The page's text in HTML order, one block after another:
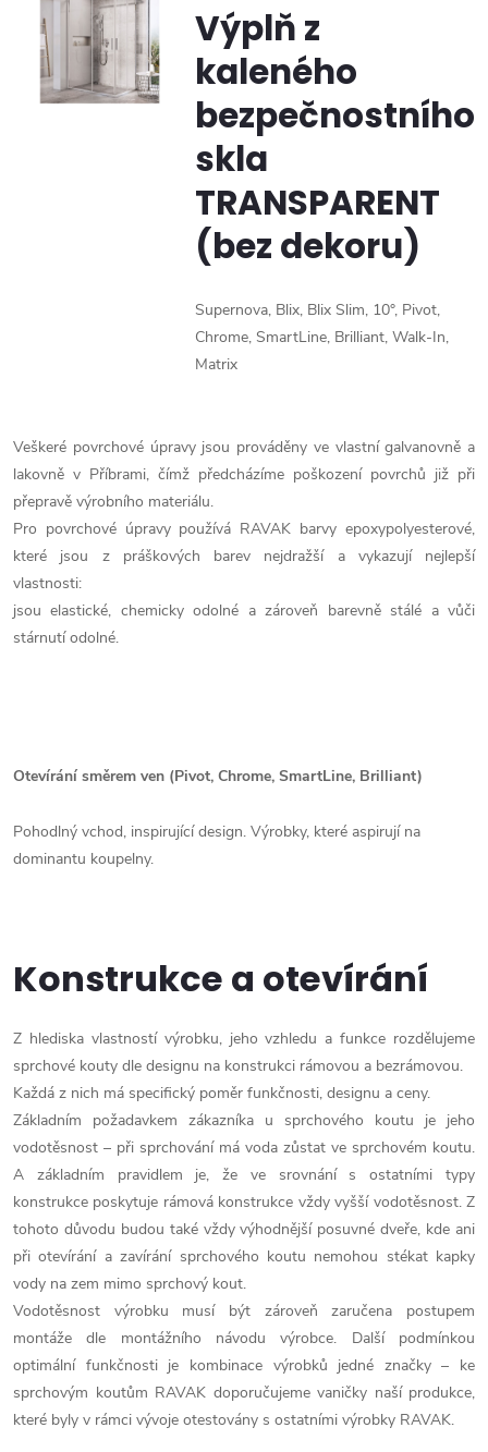
Výplň z
kaleného
bezpečnostního
skla
TRANSPARENT
(bez dekoru)
Supernova, Blix, Blix Slim, 10°, Pivot,
Chrome, SmartLine, Brilliant, Walk-In,
Matrix
Veškeré povrchové úpravy jsou prováděny ve vlastní galvanovně a
lakovně v Příbrami, čímž předcházíme poškození povrchů již při
přepravě výrobního materiálu.
Pro povrchové úpravy používá RAVAK barvy epoxypolyesterové,
které jsou z práškových barev nejdražší a vykazují nejlepší
vlastnosti:
jsou elastické, chemicky odolné a zároveň barevně stálé a vůči
stárnutí odolné.
Otevírání směrem ven (Pivot, Chrome, SmartLine, Brilliant)
Pohodlný vchod, inspirující design. Výrobky, které aspirují na
dominantu koupelny.
Konstrukce a otevírání
Z hlediska vlastností výrobku, jeho vzhledu a funkce rozdělujeme
sprchové kouty dle designu na konstrukci rámovou a bezrámovou.
Každá z nich má specifický poměr funkčnosti, designu a ceny.
Základním požadavkem zákazníka u sprchového koutu je jeho
vodotěsnost – při sprchování má voda zůstat ve sprchovém koutu.
A základním pravidlem je, že ve srovnání s ostatními typy
konstrukce poskytuje rámová konstrukce vždy vyšší vodotěsnost. Z
tohoto důvodu budou také vždy výhodnější posuvné dveře, kde ani
při otevírání a zavírání sprchového koutu nemohou stékat kapky
vody na zem mimo sprchový kout.
Vodotěsnost výrobku musí být zároveň zaručena postupem
montáže dle montážního návodu výrobce. Další podmínkou
optimální funkčnosti je kombinace výrobků jedné značky – ke
sprchovým koutům RAVAK doporučujeme vaničky naší produkce,
které byly v rámci vývoje otestovány s ostatními výrobky RAVAK.